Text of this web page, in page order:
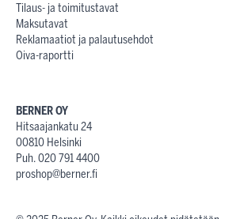
Tilaus- ja toimitustavat
Maksutavat
Reklamaatiot ja palautusehdot
Oiva-raportti
BERNER OY
Hitsaajankatu 24
00810 Helsinki
Puh. 020 791 4400
proshop@berner.fi